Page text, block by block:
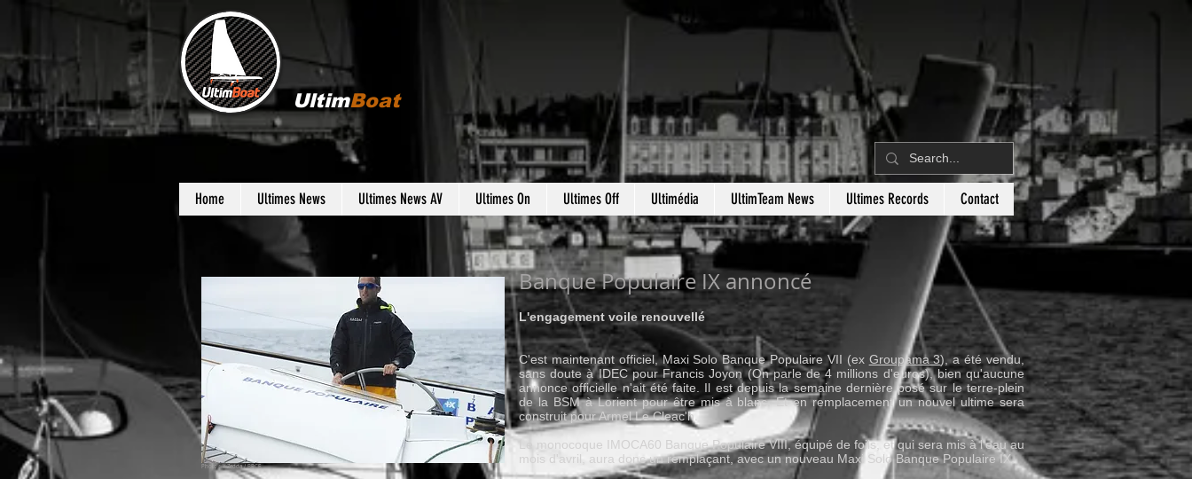
UltimBoat
Home Ultimes News Ultimes News AV Ultimes On Ultimes Off Ultimédia UltimTeam News Ultimes Records Contact
Photo : Y Zedda / BPCE.
Banque Populaire IX annoncé
L'engagement voile renouvellé
C'est maintenant officiel, Maxi Solo Banque Populaire VII (ex Groupama 3), a été vendu,
sans doute à IDEC pour Francis Joyon (On parle de 4 millions d'euros), bien qu'aucune
annonce officielle n'ait été faite. Il est depuis la semaine dernière posé sur le terre-plein
de la BSM à Lorient pour être mis à blanc. Et en remplacement un nouvel ultime sera
construit pour Armel Le Cleac'h.
Le monocoque IMOCA60 Banque Populaire VIII, équipé de foils, et qui sera mis à l'eau au
mois d'avril, aura donc un remplaçant, avec un nouveau Maxi Solo Banque Populaire IX.